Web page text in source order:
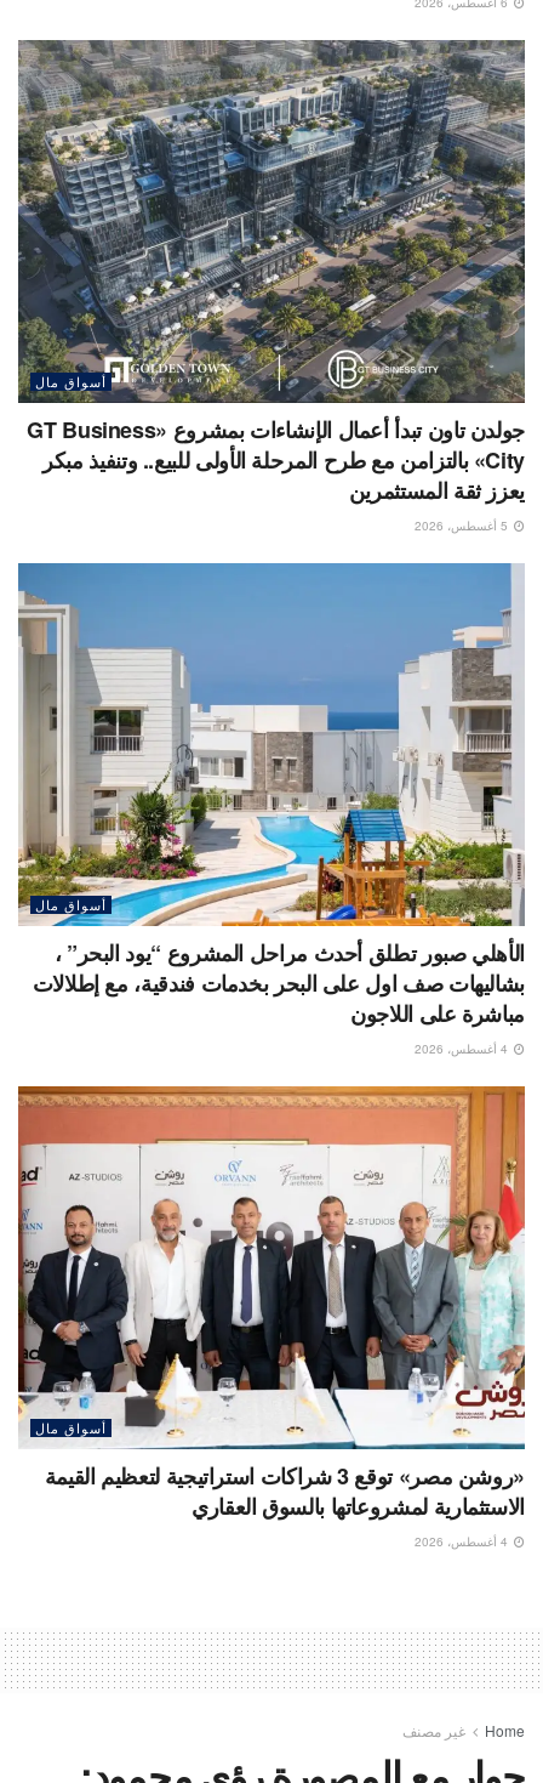
أسواق مال
جولدن تاون تبدأ أعمال الإنشاءات بمشروع «GT Business
City» بالتزامن مع طرح المرحلة الأولى للبيع.. وتنفيذ مبكر
يعزز ثقة المستثمرين
أسواق مال
الأهلي صبور تطلق أحدث مراحل المشروع “يود البحر” ،
بشاليهات صف اول على البحر بخدمات فندقية، مع إطلالات
مباشرة على اللاجون
أسواق مال
«روشن مصر» توقع 3 شراكات استراتيجية لتعظيم القيمة
الاستثمارية لمشروعاتها بالسوق العقاري
Home غير مصنف